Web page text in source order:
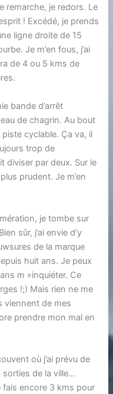
remarche, je redors. Le
! Excédé, je prends
ligne droite de 15
Je m’en fous, j’ai
de 4 ou 5 kms de
bande d’arrêt
de chagrin. Au bout
cyclable. Ça va, il
trop de
diviser par deux. Sur le
prudent. Je m’en
je tombe sur
sûr, j’ai envie d’y
de la marque
huit ans. Je peux
m »inquiéter. Ce
!;) Mais rien ne me
viennent de mes
prendre mon mal en
où j’ai prévu de
sorties de la ville…
encore 3 kms pour